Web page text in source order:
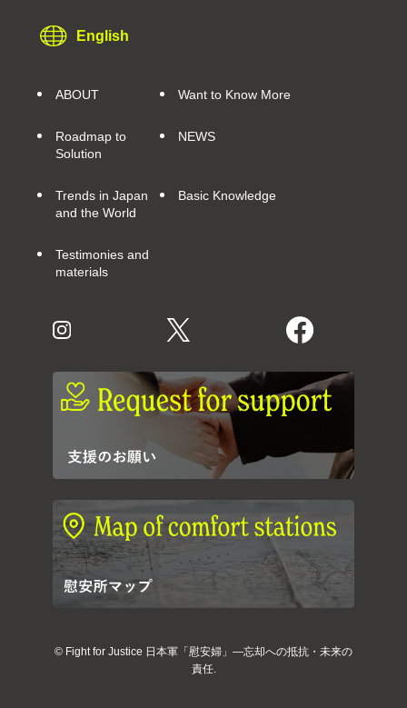
English
ABOUT Want to Know More
Roadmap to
Solution
NEWS
Trends in Japan
and the World
Basic Knowledge
Testimonies and
materials
© Fight for Justice 日本軍「慰安婦」―忘却への抵抗・未来の
責任.